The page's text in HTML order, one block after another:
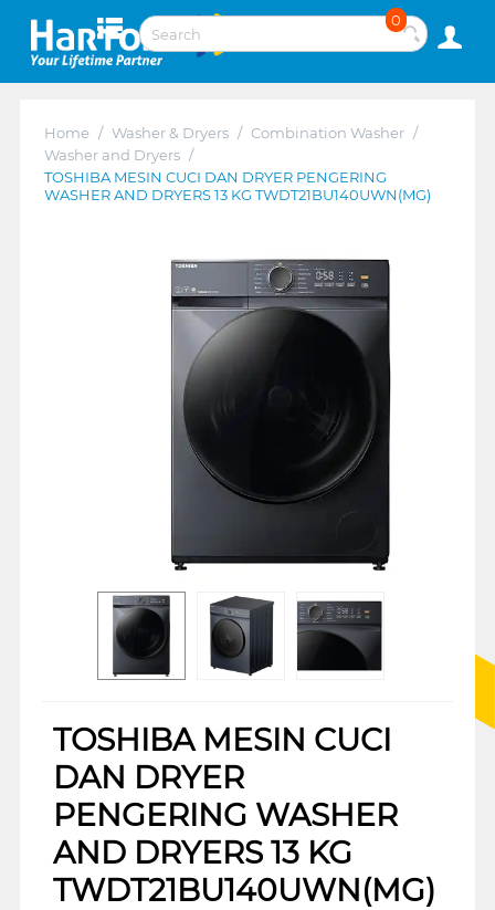
0
Home / Washer & Dryers / Combination Washer /
Washer and Dryers /
TOSHIBA MESIN CUCI DAN DRYER PENGERING
WASHER AND DRYERS 13 KG TWDT21BU140UWN(MG)
TOSHIBA MESIN CUCI
DAN DRYER
PENGERING WASHER
AND DRYERS 13 KG
TWDT21BU140UWN(MG)